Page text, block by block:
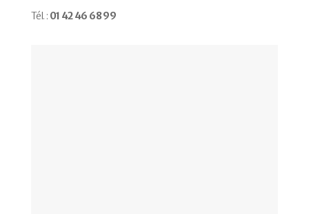
Tél. : 01 42 46 68 99